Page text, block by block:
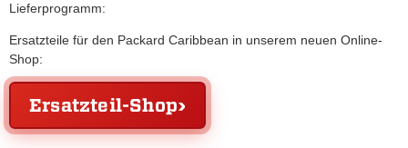
Lieferprogramm:
Ersatzteile für den Packard Caribbean in unserem neuen Online-
Shop:
Ersatzteil-Shop